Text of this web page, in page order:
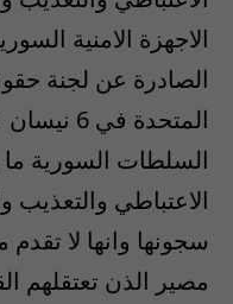
الاجهزة الامنية
الصادرة عن لجنة
السلطات السورية
الاعتباطي والتعذيب
سجونها وانها لا
مصير الذن تعتقلهم